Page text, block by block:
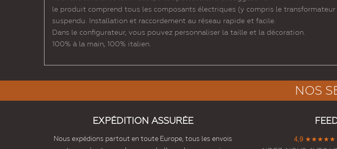
le produit comprend tous les composants électriques (y compris le
suspendu. Installation et raccordement au réseau rapide et facile.
Dans le configurateur, vous pouvez personnaliser la taille et la décoration.
100% à la main, 100% italien.
NOS
EXPÉDITION ASSURÉE
Nous expédions partout en toute Europe, tous les envois
4,9 ★★★★★